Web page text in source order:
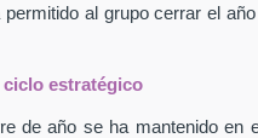
al grupo cerrar el
ciclo estratégico
de año se ha mantenido en